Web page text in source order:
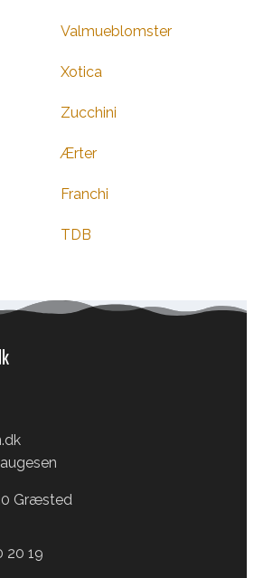
Valmueblomster
Xotica
Zucchini
Ærter
Franchi
TDB
Græsted
20 19